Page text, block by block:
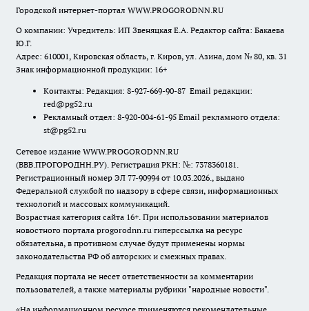
Городской интернет-портал WWW.PROGORODNN.RU
О компании: Учредитель: ИП Звеняцкая Е.А. Редактор сайта: Бакаева
Ю.Г.
Адрес: 610001, Кировская область, г. Киров, ул. Азина, дом № 80, кв. 31
Знак информационной продукции: 16+
Контакты: Редакция: 8-927-669-90-87 Email редакции:
red@pg52.ru
Рекламный отдел: 8-920-004-61-95 Email рекламного отдела:
st@pg52.ru
Сетевое издание WWW.PROGORODNN.RU
(ВВВ.ПРОГОРОДНН.РУ). Регистрация РКН: №: 7378360181.
Регистрационный номер ЭЛ 77-90994 от 10.03.2026., выдано
Федеральной службой по надзору в сфере связи, информационных
технологий и массовых коммуникаций.
Возрастная категория сайта 16+. При использовании материалов
новостного портала progorodnn.ru гиперссылка на ресурс
обязательна, в противном случае будут применены нормы
законодательства РФ об авторских и смежных правах.
Редакция портала не несет ответственности за комментарии
пользователей, а также материалы рубрики "народные новости".